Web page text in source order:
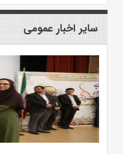
سایر اخبار عمومی